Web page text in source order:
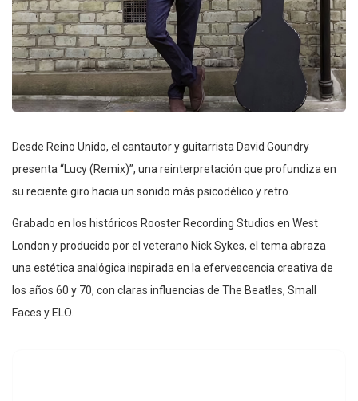
Desde Reino Unido, el cantautor y guitarrista David Goundry
presenta “Lucy (Remix)”, una reinterpretación que profundiza en
su reciente giro hacia un sonido más psicodélico y retro.
Grabado en los históricos Rooster Recording Studios en West
London y producido por el veterano Nick Sykes, el tema abraza
una estética analógica inspirada en la efervescencia creativa de
los años 60 y 70, con claras influencias de The Beatles, Small
Faces y ELO.